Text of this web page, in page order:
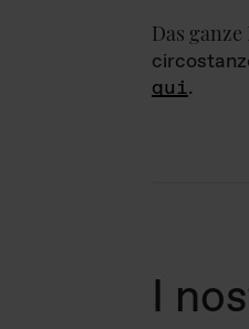
Das ganze
qui.
I